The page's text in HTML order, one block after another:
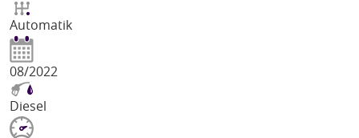
Automatik
08/2022
Diesel